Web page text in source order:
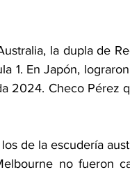
la dupla de
1. En Japón,
2024. Checo Pérez
de la escudería
no fueron